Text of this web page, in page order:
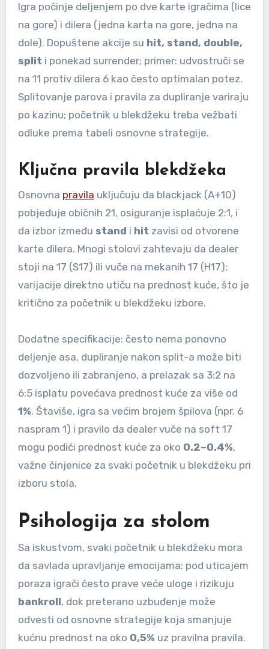
Igra počinje deljenjem po dve karte igračima (lice
na gore) i dilera (jedna karta na gore, jedna na
dole). Dopuštene akcije su hit, stand, double,
split i ponekad surrender; primer: udvostruči se
na 11 protiv dilera 6 kao često optimalan potez.
Splitovanje parova i pravila za dupliranje variraju
po kazinu; početnik u blekdžeku treba vežbati
odluke prema tabeli osnovne strategije.
Ključna pravila blekdžeka
Osnovna pravila uključuju da blackjack (A+10)
pobjeđuje običnih 21, osiguranje isplaćuje 2:1, i
da izbor između stand i hit zavisi od otvorene
karte dilera. Mnogi stolovi zahtevaju da dealer
stoji na 17 (S17) ili vuče na mekanih 17 (H17);
varijacije direktno utiču na prednost kuće, što je
kritično za početnik u blekdžeku izbore.
Dodatne specifikacije: često nema ponovno
deljenje asa, dupliranje nakon split-a može biti
dozvoljeno ili zabranjeno, a prelazak sa 3:2 na
6:5 isplatu povećava prednost kuće za više od
1%. Štaviše, igra sa većim brojem špilova (npr. 6
naspram 1) i pravilo da dealer vuče na soft 17
mogu podići prednost kuće za oko 0.2–0.4%,
važne činjenice za svaki početnik u blekdžeku pri
izboru stola.
Psihologija za stolom
Sa iskustvom, svaki početnik u blekdžeku mora
da savlada upravljanje emocijama: pod uticajem
poraza igrači često prave veće uloge i rizikuju
bankroll, dok preterano uzbuđenje može
odvesti od osnovne strategije koja smanjuje
kućnu prednost na oko 0,5% uz pravilna pravila.